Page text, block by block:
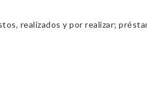
realizados y por realizar;